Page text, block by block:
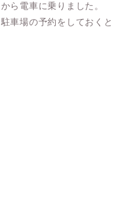
ら電車に乗りました。
車場の予約をしておくと